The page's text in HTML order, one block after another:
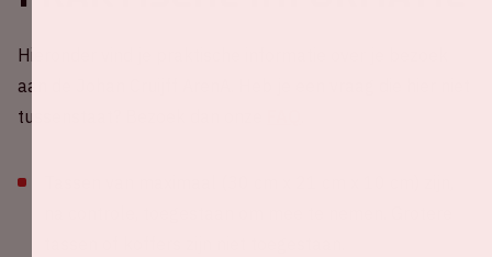
Hieronder vind je praktische informatie over je bezoek
aan de Johan Cruijff ArenA. Heb je een vraag die hier niet
tussenstaat? Bezoek dan onze